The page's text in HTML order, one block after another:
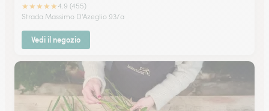
★★★★★4.9 (455)
Strada Massimo D'Azeglio 93/a
Vedi il negozio